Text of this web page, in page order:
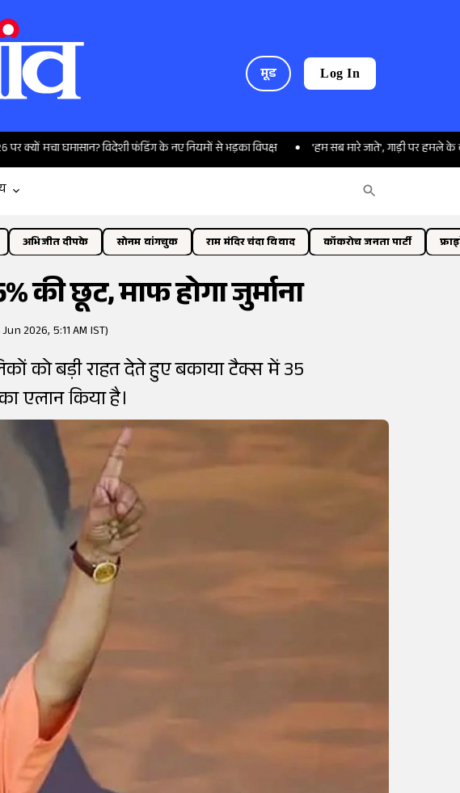
मूड Log In
घमासान? विदेशी फंडिंग के नए नियमों से भड़का विपक्ष 'हम सब मारे जाते', गाड़ी पर हमले के बाद क्या
अभिजीत दीपके सोनम वांगचुक राम मंदिर चंदा विवाद कॉकरोच जनता पार्टी
की छूट, माफ होगा जुर्माना
2026, 5:11 AM IST)
को बड़ी राहत देते हुए बकाया टैक्स में 35
एलान किया है।